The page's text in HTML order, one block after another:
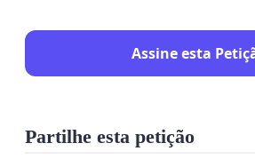
Ressaltamos que o pedido não
mobilidade urbana, uma vez que
constitui via de passagem, sendo
Diante do exposto, solicitamos
Assine esta
Partilhe esta petição